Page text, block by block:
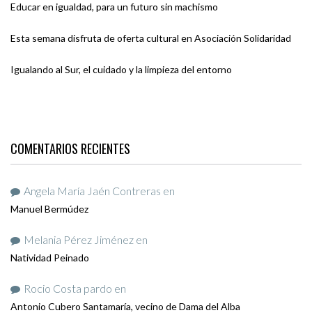
Educar en igualdad, para un futuro sin machismo
Esta semana disfruta de oferta cultural en Asociación Solidaridad
Igualando al Sur, el cuidado y la limpieza del entorno
COMENTARIOS RECIENTES
Angela María Jaén Contreras en
Manuel Bermúdez
Melania Pérez Jiménez en
Natividad Peinado
Rocio Costa pardo en
Antonio Cubero Santamaría, vecino de Dama del Alba